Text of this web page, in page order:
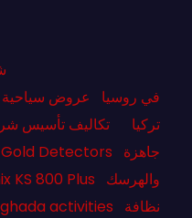
في روسيا
عروض سياحية
تركيا
تكاليف تأسيس
جاهزة
Detectors
والهرسك
KS 800 Plus
نظافة
activities